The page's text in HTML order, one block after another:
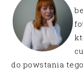
do powstania